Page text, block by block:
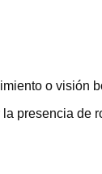
o visión
presencia de